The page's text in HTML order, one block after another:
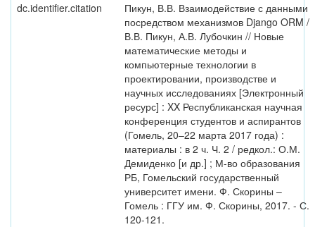
dc.identifier.citation
Пикун, В.В. Взаимодействие с данными
посредством механизмов Django ORM /
В.В. Пикун, А.В. Лубочкин // Новые
математические методы и
компьютерные технологии в
проектировании, производстве и
научных исследованиях [Электронный
ресурс] : XX Республиканская научная
конференция студентов и аспирантов
(Гомель, 20–22 марта 2017 года) :
материалы : в 2 ч. Ч. 2 / редкол.: О.М.
Демиденко [и др.] ; М-во образования
РБ, Гомельский государственный
университет имени. Ф. Скорины –
Гомель : ГГУ им. Ф. Скорины, 2017. - С.
120-121.